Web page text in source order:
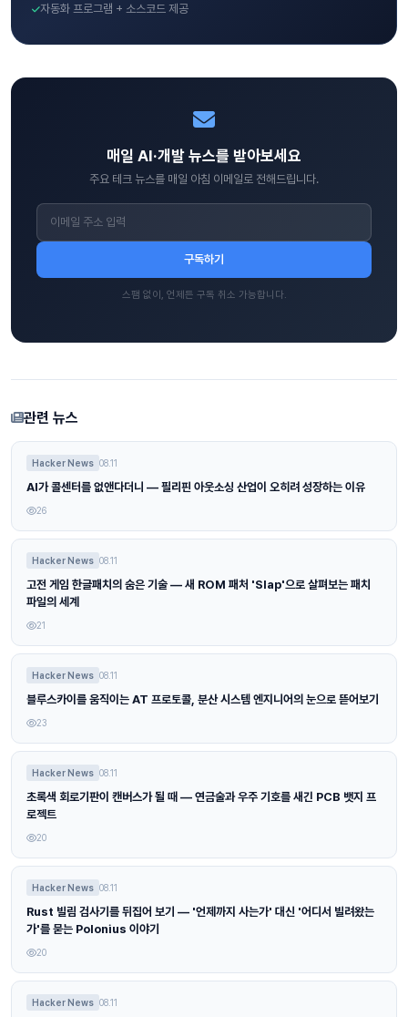
자동화 프로그램 + 소스코드 제공
매일 AI·개발 뉴스를 받아보세요
주요 테크 뉴스를 매일 아침 이메일로 전해드립니다.
구독하기
스팸 없이, 언제든 구독 취소 가능합니다.
관련 뉴스
Hacker News 08.11
AI가 콜센터를 없앤다더니 — 필리핀 아웃소싱 산업이 오히려 성장하는 이유
26
Hacker News 08.11
고전 게임 한글패치의 숨은 기술 — 새 ROM 패처 'Slap'으로 살펴보는 패치
파일의 세계
21
Hacker News 08.11
블루스카이를 움직이는 AT 프로토콜, 분산 시스템 엔지니어의 눈으로 뜯어보기
23
Hacker News 08.11
초록색 회로기판이 캔버스가 될 때 — 연금술과 우주 기호를 새긴 PCB 뱃지 프
로젝트
20
Hacker News 08.11
Rust 빌림 검사기를 뒤집어 보기 — '언제까지 사는가' 대신 '어디서 빌려왔는
가'를 묻는 Polonius 이야기
20
Hacker News 08.11